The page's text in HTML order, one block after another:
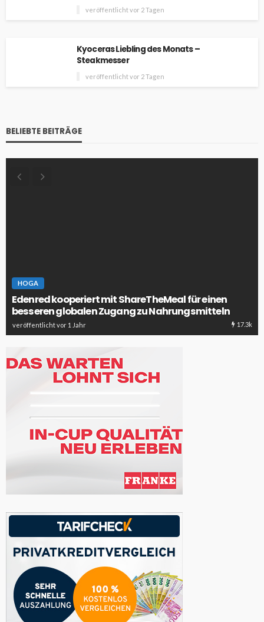
veröffentlicht vor 2 Tagen
Kyoceras Liebling des Monats –
Steakmesser
veröffentlicht vor 2 Tagen
BELIEBTE BEITRÄGE
HOGA
Edenred kooperiert mit ShareTheMeal für einen
besseren globalen Zugang zu Nahrungsmitteln
veröffentlicht vor 1 Jahr 17.3k